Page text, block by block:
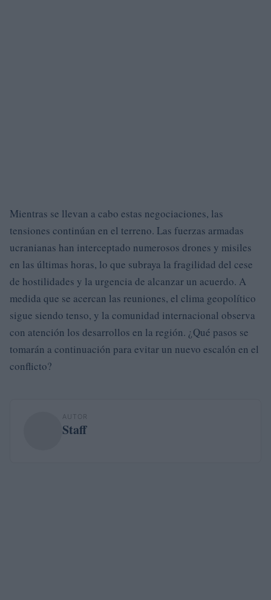
Mientras se llevan a cabo estas negociaciones, las
tensiones continúan en el terreno. Las fuerzas armadas
ucranianas han interceptado numerosos drones y misiles
en las últimas horas, lo que subraya la fragilidad del cese
de hostilidades y la urgencia de alcanzar un acuerdo. A
medida que se acercan las reuniones, el clima geopolítico
sigue siendo tenso, y la comunidad internacional observa
con atención los desarrollos en la región. ¿Qué pasos se
tomarán a continuación para evitar un nuevo escalón en el
conflicto?
AUTOR
Staff